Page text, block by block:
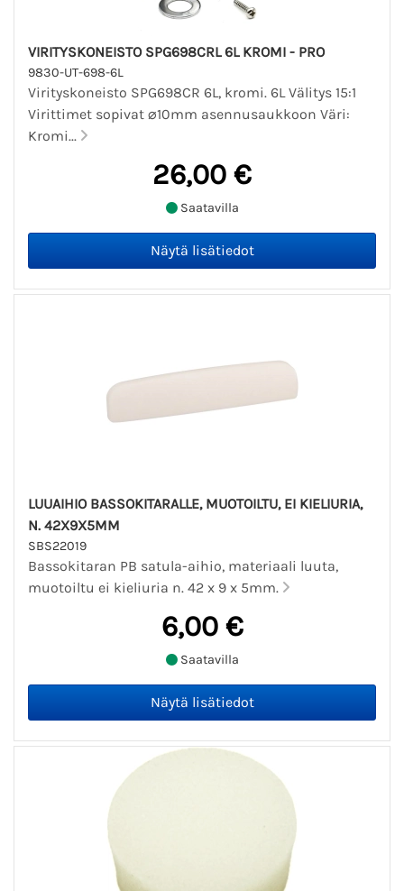
VIRITYSKONEISTO SPG698CRL 6L KROMI - PRO
9830-UT-698-6L
Virityskoneisto SPG698CR 6L, kromi. 6L Välitys 15:1
Virittimet sopivat ⌀10mm asennusaukkoon Väri:
Kromi...
26,00 €
Saatavilla
LUUAIHIO BASSOKITARALLE, MUOTOILTU, EI KIELIURIA,
N. 42X9X5MM
SBS22019
Bassokitaran PB satula-aihio, materiaali luuta,
muotoiltu ei kieliuria n. 42 x 9 x 5mm.
6,00 €
Saatavilla